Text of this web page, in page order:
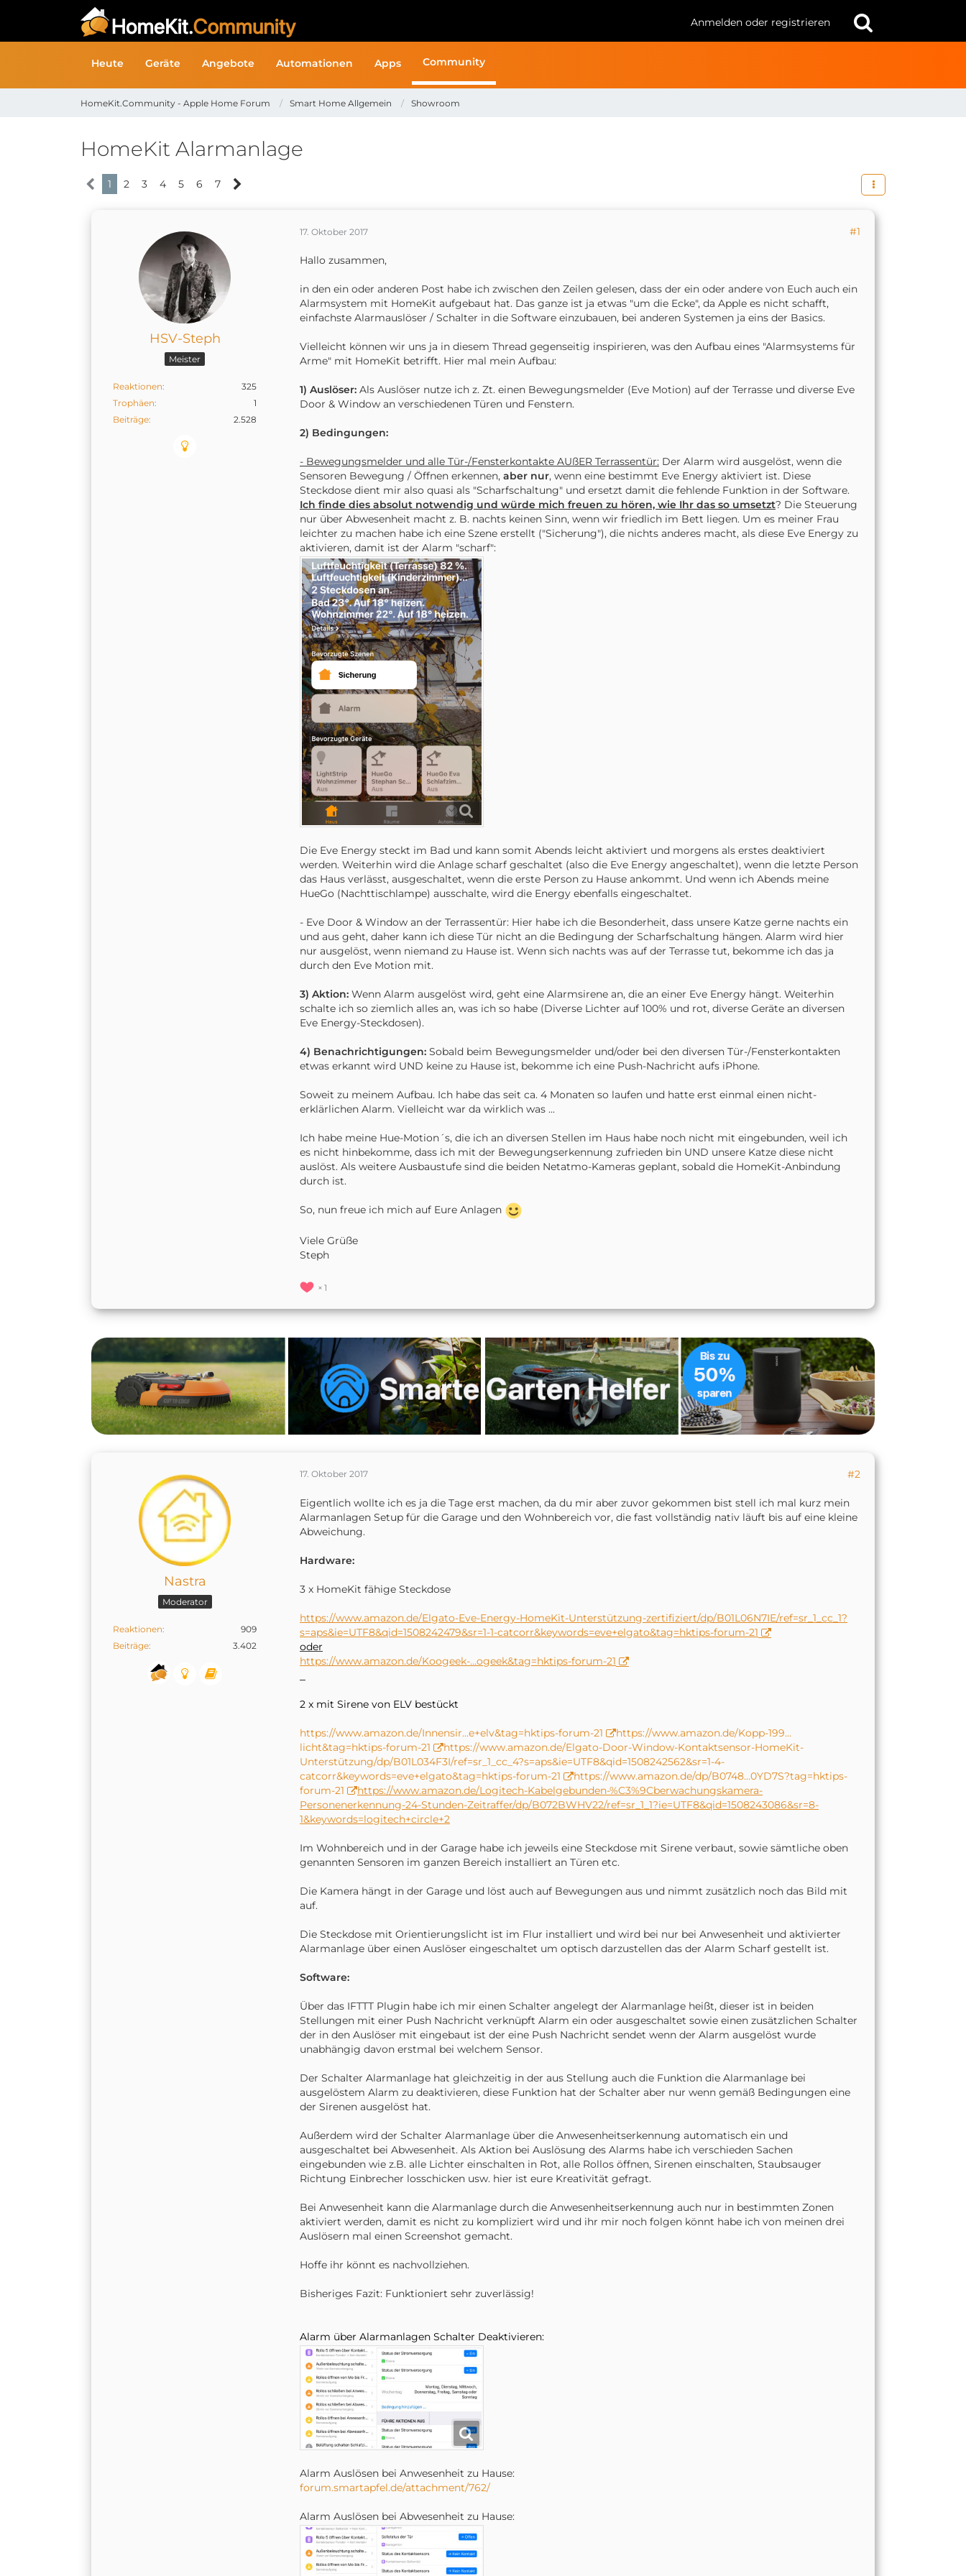
Anmelden oder registrieren
Heute Geräte Angebote Automationen Apps Community
HomeKit.Community - Apple Home Forum Smart Home Allgemein Showroom
HomeKit Alarmanlage
1 2 3 4 5 6 7
HSV-Steph
Meister
Reaktionen
325
Trophäen
1
Beiträge
2.528
17. Oktober 2017 #1
Hallo zusammen,
in den ein oder anderen Post habe ich zwischen den Zeilen gelesen, dass der ein oder andere von Euch auch ein
Alarmsystem mit HomeKit aufgebaut hat. Das ganze ist ja etwas "um die Ecke", da Apple es nicht schafft,
einfachste Alarmauslöser / Schalter in die Software einzubauen, bei anderen Systemen ja eins der Basics.
Vielleicht können wir uns ja in diesem Thread gegenseitig inspirieren, was den Aufbau eines "Alarmsystems für
Arme" mit HomeKit betrifft. Hier mal mein Aufbau:
1) Auslöser: Als Auslöser nutze ich z. Zt. einen Bewegungsmelder (Eve Motion) auf der Terrasse und diverse Eve
Door & Window an verschiedenen Türen und Fenstern.
2) Bedingungen:
- Bewegungsmelder und alle Tür-/Fensterkontakte AUßER Terrassentür: Der Alarm wird ausgelöst, wenn die
Sensoren Bewegung / Öffnen erkennen, aber nur, wenn eine bestimmt Eve Energy aktiviert ist. Diese
Steckdose dient mir also quasi als "Scharfschaltung" und ersetzt damit die fehlende Funktion in der Software.
Ich finde dies absolut notwendig und würde mich freuen zu hören, wie Ihr das so umsetzt? Die Steuerung
nur über Abwesenheit macht z. B. nachts keinen Sinn, wenn wir friedlich im Bett liegen. Um es meiner Frau
leichter zu machen habe ich eine Szene erstellt ("Sicherung"), die nichts anderes macht, als diese Eve Energy zu
aktivieren, damit ist der Alarm "scharf":
Die Eve Energy steckt im Bad und kann somit Abends leicht aktiviert und morgens als erstes deaktiviert
werden. Weiterhin wird die Anlage scharf geschaltet (also die Eve Energy angeschaltet), wenn die letzte Person
das Haus verlässt, ausgeschaltet, wenn die erste Person zu Hause ankommt. Und wenn ich Abends meine
HueGo (Nachttischlampe) ausschalte, wird die Energy ebenfalls eingeschaltet.
- Eve Door & Window an der Terrassentür: Hier habe ich die Besonderheit, dass unsere Katze gerne nachts ein
und aus geht, daher kann ich diese Tür nicht an die Bedingung der Scharfschaltung hängen. Alarm wird hier
nur ausgelöst, wenn niemand zu Hause ist. Wenn sich nachts was auf der Terrasse tut, bekomme ich das ja
durch den Eve Motion mit.
3) Aktion: Wenn Alarm ausgelöst wird, geht eine Alarmsirene an, die an einer Eve Energy hängt. Weiterhin
schalte ich so ziemlich alles an, was ich so habe (Diverse Lichter auf 100% und rot, diverse Geräte an diversen
Eve Energy-Steckdosen).
4) Benachrichtigungen: Sobald beim Bewegungsmelder und/oder bei den diversen Tür-/Fensterkontakten
etwas erkannt wird UND keine zu Hause ist, bekomme ich eine Push-Nachricht aufs iPhone.
Soweit zu meinem Aufbau. Ich habe das seit ca. 4 Monaten so laufen und hatte erst einmal einen nicht-
erklärlichen Alarm. Vielleicht war da wirklich was ...
Ich habe meine Hue-Motion´s, die ich an diversen Stellen im Haus habe noch nicht mit eingebunden, weil ich
es nicht hinbekomme, dass ich mit der Bewegungserkennung zufrieden bin UND unsere Katze diese nicht
auslöst. Als weitere Ausbaustufe sind die beiden Netatmo-Kameras geplant, sobald die HomeKit-Anbindung
durch ist.
So, nun freue ich mich auf Eure Anlagen
Viele Grüße
Steph
1
Nastra
Moderator
Reaktionen
909
Beiträge
3.402
17. Oktober 2017 #2
Eigentlich wollte ich es ja die Tage erst machen, da du mir aber zuvor gekommen bist stell ich mal kurz mein
Alarmanlagen Setup für die Garage und den Wohnbereich vor, die fast vollständig nativ läuft bis auf eine kleine
Abweichung.
Hardware:
3 x HomeKit fähige Steckdose
https://www.amazon.de/Elgato-Eve-Energy-HomeKit-Unterstützung-zertifiziert/dp/B01L06N7IE/ref=sr_1_cc_1?
s=aps&ie=UTF8&qid=1508242479&sr=1-1-catcorr&keywords=eve+elgato&tag=hktips-forum-21
oder
https://www.amazon.de/Koogeek-…ogeek&tag=hktips-forum-21
2 x mit Sirene von ELV bestückt
https://www.amazon.de/Innensir…e+elv&tag=hktips-forum-21
https://www.amazon.de/Kopp-199…
licht&tag=hktips-forum-21
https://www.amazon.de/Elgato-Door-Window-Kontaktsensor-HomeKit-
Unterstützung/dp/B01L034F3I/ref=sr_1_cc_4?s=aps&ie=UTF8&qid=1508242562&sr=1-4-
catcorr&keywords=eve+elgato&tag=hktips-forum-21
https://www.amazon.de/dp/B0748…0YD7S?tag=hktips-
forum-21
https://www.amazon.de/Logitech-Kabelgebunden-%C3%9Cberwachungskamera-
Personenerkennung-24-Stunden-Zeitraffer/dp/B072BWHV22/ref=sr_1_1?ie=UTF8&qid=1508243086&sr=8-
1&keywords=logitech+circle+2
Im Wohnbereich und in der Garage habe ich jeweils eine Steckdose mit Sirene verbaut, sowie sämtliche oben
genannten Sensoren im ganzen Bereich installiert an Türen etc.
Die Kamera hängt in der Garage und löst auch auf Bewegungen aus und nimmt zusätzlich noch das Bild mit
auf.
Die Steckdose mit Orientierungslicht ist im Flur installiert und wird bei nur bei Anwesenheit und aktivierter
Alarmanlage über einen Auslöser eingeschaltet um optisch darzustellen das der Alarm Scharf gestellt ist.
Software:
Über das IFTTT Plugin habe ich mir einen Schalter angelegt der Alarmanlage heißt, dieser ist in beiden
Stellungen mit einer Push Nachricht verknüpft Alarm ein oder ausgeschaltet sowie einen zusätzlichen Schalter
der in den Auslöser mit eingebaut ist der eine Push Nachricht sendet wenn der Alarm ausgelöst wurde
unabhängig davon erstmal bei welchem Sensor.
Der Schalter Alarmanlage hat gleichzeitig in der aus Stellung auch die Funktion die Alarmanlage bei
ausgelöstem Alarm zu deaktivieren, diese Funktion hat der Schalter aber nur wenn gemäß Bedingungen eine
der Sirenen ausgelöst hat.
Außerdem wird der Schalter Alarmanlage über die Anwesenheitserkennung automatisch ein und
ausgeschaltet bei Abwesenheit. Als Aktion bei Auslösung des Alarms habe ich verschieden Sachen
eingebunden wie z.B. alle Lichter einschalten in Rot, alle Rollos öffnen, Sirenen einschalten, Staubsauger
Richtung Einbrecher losschicken usw. hier ist eure Kreativität gefragt.
Bei Anwesenheit kann die Alarmanlage durch die Anwesenheitserkennung auch nur in bestimmten Zonen
aktiviert werden, damit es nicht zu kompliziert wird und ihr mir noch folgen könnt habe ich von meinen drei
Auslösern mal einen Screenshot gemacht.
Hoffe ihr könnt es nachvollziehen.
Bisheriges Fazit: Funktioniert sehr zuverlässig!
Alarm über Alarmanlagen Schalter Deaktivieren:
Alarm Auslösen bei Anwesenheit zu Hause:
forum.smartapfel.de/attachment/762/
Alarm Auslösen bei Abwesenheit zu Hause: